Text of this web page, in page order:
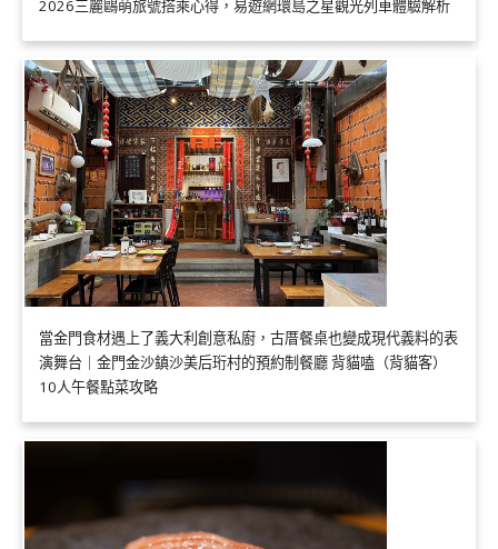
2026三麗鷗萌旅號搭乘心得，易遊網環島之星觀光列車體驗解析
當金門食材遇上了義大利創意私廚，古厝餐桌也變成現代義料的表
演舞台｜金門金沙鎮沙美后珩村的預約制餐廳 背貓嗑（背貓客）
10人午餐點菜攻略